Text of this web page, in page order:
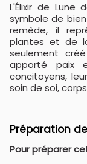
L'Élixir de Lune
symbole de
remède, il
plantes et de
seulement
apporté paix
concitoyens,
soin de soi,
Préparation
Pour préparer